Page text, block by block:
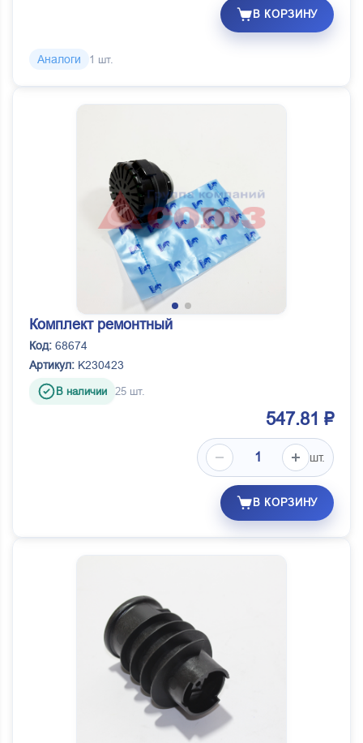
В КОРЗИНУ
Аналоги 1 шт.
Комплект ремонтный
Код: 68674
Артикул: K230423
В наличии 25 шт.
547.81 ₽
шт.
В КОРЗИНУ